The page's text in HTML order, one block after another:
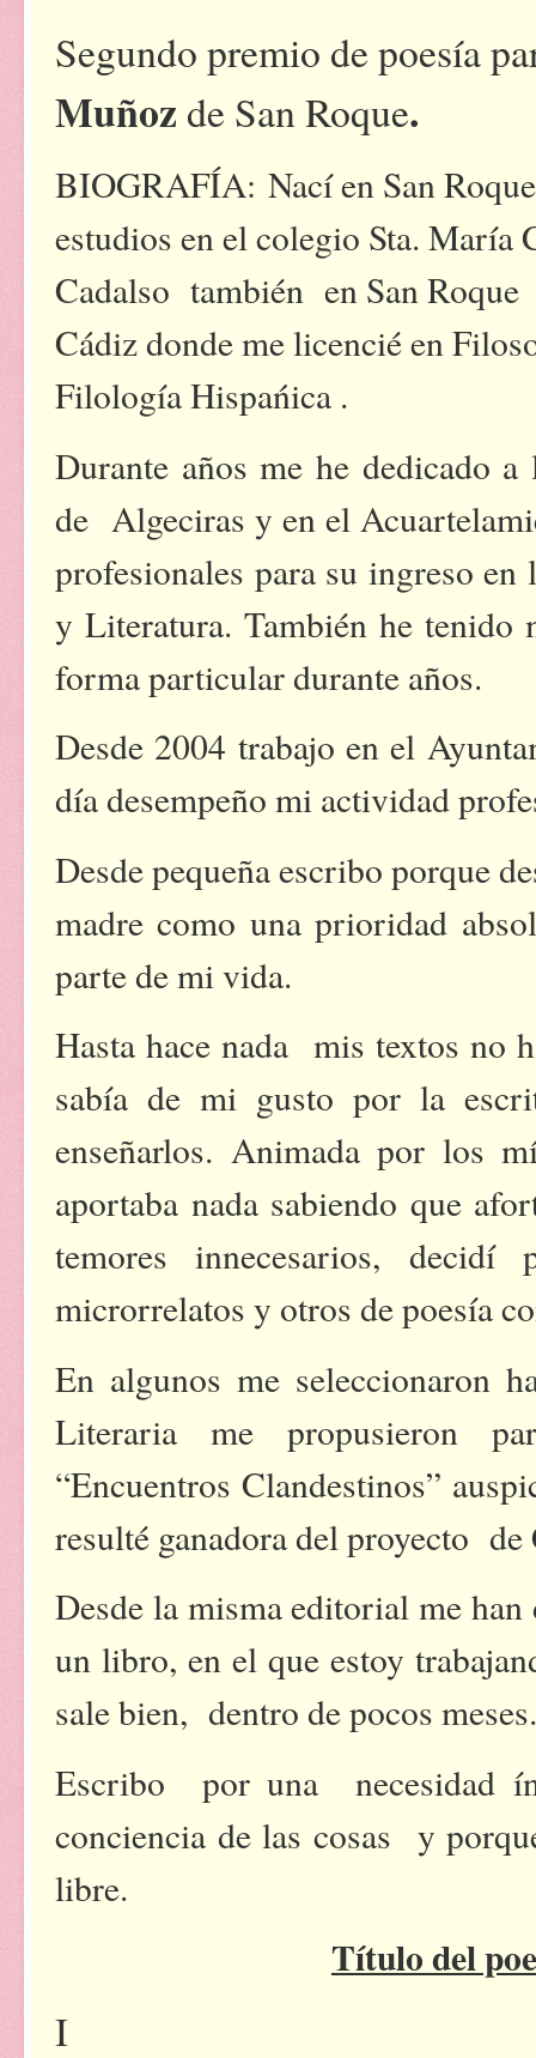
Segundo premio de poesía
Muñoz de San Roque.
BIOGRAFÍA: Nací en San
estudios en el colegio Sta. María
Cadalso también en San Roque
Cádiz donde me licencié en
Filología Hispańica .
Durante años me he dedicado
de Algeciras y en el
profesionales para su ingreso
y Literatura. También he tenido
forma particular durante años.
Desde 2004 trabajo en el
día desempeño mi actividad
Desde pequeña escribo porque
madre como una prioridad
parte de mi vida.
Hasta hace nada mis textos no
sabía de mi gusto por la
enseñarlos. Animada por los
aportaba nada sabiendo que
temores innecesarios, decidí
microrrelatos y otros de poesía
En algunos me seleccionaron
Literaria me propusieron
“Encuentros Clandestinos”
resulté ganadora del proyecto
Desde la misma editorial me
un libro, en el que estoy
sale bien, dentro de pocos meses.
Escribo por una necesidad
conciencia de las cosas y
libre.
Título del
I